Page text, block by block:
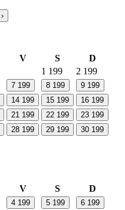
›
V S
D
1 199 2 199
7 199 8 199 9 199
14 199 15 199 16 199
21 199 22 199 23 199
28 199 29 199 30 199
V S D
4 199 5 199 6 199